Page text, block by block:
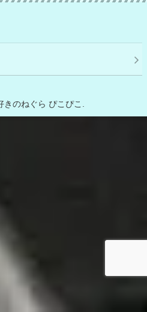
のねぐら ぴこぴこ.